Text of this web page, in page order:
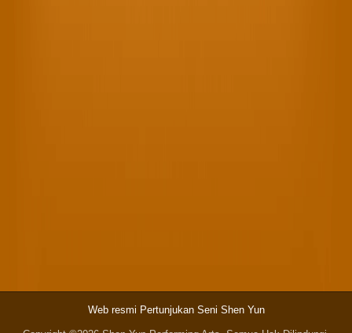
Web resmi Pertunjukan Seni Shen Yun